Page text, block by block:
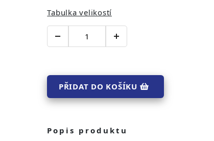
Tabulka velikostí
PŘIDAT DO KOŠÍKU
Popis produktu